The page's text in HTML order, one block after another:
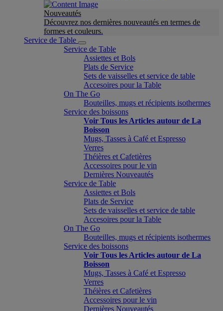
Nouveautés
Découvrez nos dernières nouveautés en termes de
formes et couleurs.
Service de Table
Service de Table
Assiettes et Bols
Plats de Service
Sets de vaisselles et service de table
Accesoires pour la Table
On The Go
Bouteilles, mugs et récipients isothermes
Service des boissons
Voir Tous les Articles autour de La
Boisson
Mugs, Tasses à Café et Espresso
Verres
Théières et Cafetières
Accessoires pour le vin
Dernières Nouveautés
Service de Table
Assiettes et Bols
Plats de Service
Sets de vaisselles et service de table
Accesoires pour la Table
On The Go
Bouteilles, mugs et récipients isothermes
Service des boissons
Voir Tous les Articles autour de La
Boisson
Mugs, Tasses à Café et Espresso
Verres
Théières et Cafetières
Accessoires pour le vin
Dernières Nouveautés